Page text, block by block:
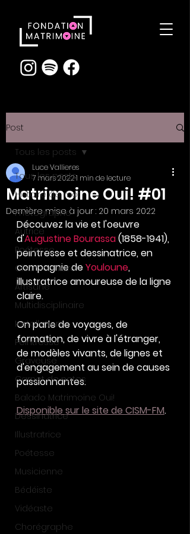
Post
Tous les posts
Histoire de mot
Photographe
Autrice
Poétesse
Chansonnière
Artisane
Multidisciplinaire
Installation
Peintresse
Graveuse
Carnet de notes
Balado Matrimoine Oui!
Dessinatrice
Illustratrice
Poétesse
Musicienne
Bédéiste
Vidéaste
Chorégraphe
Tous les posts
Matrimoine Oui! #01
Luce Vallieres
7 mars 20221 min de lecture
Dernière mise à jour : 20 mars 2022
Découvez la vie et l'oeuvre
d'Augustine Bourassa (1858-1941),
peintresse et dessinatrice, en
compagnie de Youloune,
illustratrice amoureuse de la ligne
claire.
On parle de voyages, de
formation, de vivre à l'étranger,
de modèles vivants, de lignes et
d'engagement au sein de causes
passionnantes.
Disponible sur le site de CISM-FM.